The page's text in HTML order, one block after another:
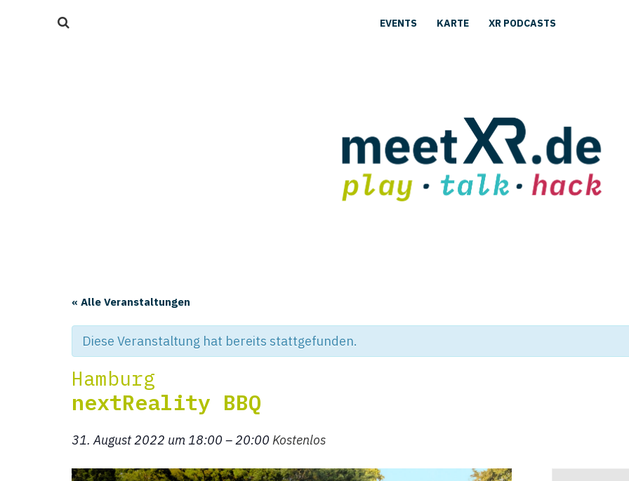
EVENTS KARTE XR PODCASTS
« Alle Veranstaltungen
Diese Veranstaltung hat bereits stattgefunden.
Hamburg
nextReality BBQ
31. August 2022 um 18:00 –20:00 Kostenlos